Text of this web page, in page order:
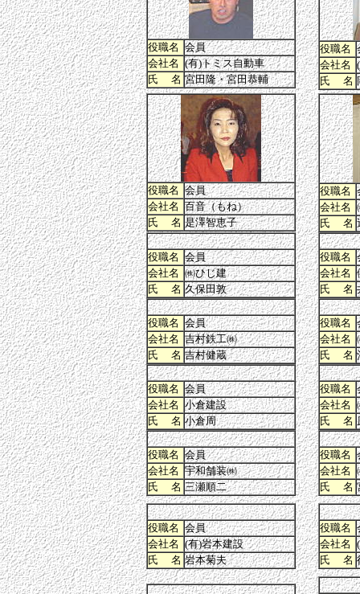
役職名 会員
会社名 (有)トミス自動車
氏 名 宮田隆・宮田恭輔
役職名
会社名
氏 名
役職名 会員
会社名 百音（もね）
氏 名 是澤智恵子
役職名
会社名
氏 名
役職名 会員
会社名 ㈱ひじ建
氏 名 久保田敦
役職名
会社名
氏 名
役職名 会員
会社名 吉村鉄工㈱
氏 名 吉村健蔵
役職名
会社名
氏 名
役職名 会員
会社名 小倉建設
氏 名 小倉周
役職名
会社名
氏 名
役職名 会員
会社名 宇和舗装㈱
氏 名 三瀬順二
役職名
会社名
氏 名
役職名 会員
会社名 (有)岩本建設
氏 名 岩本菊夫
役職名
会社名
氏 名